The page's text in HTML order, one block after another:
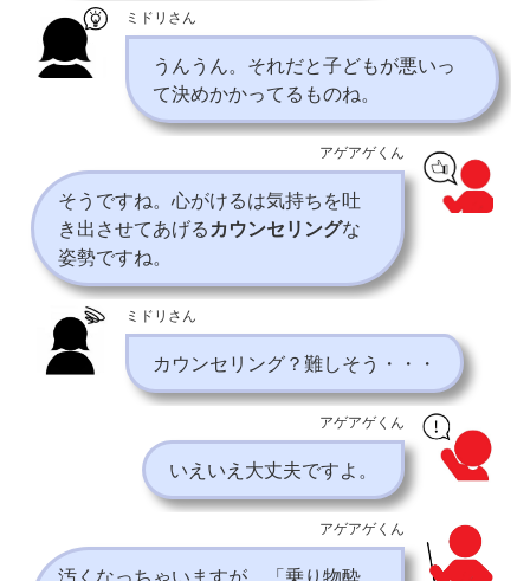
ミドリさん
うんうん。それだと子どもが悪いっ
て決めかかってるものね。
アゲアゲくん
そうですね。心がけるは気持ちを吐
き出させてあげるカウンセリングな
姿勢ですね。
ミドリさん
カウンセリング？難しそう・・・
アゲアゲくん
いえいえ大丈夫ですよ。
アゲアゲくん